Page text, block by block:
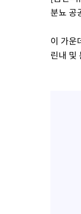
분뇨 공
이 가운
린내 및